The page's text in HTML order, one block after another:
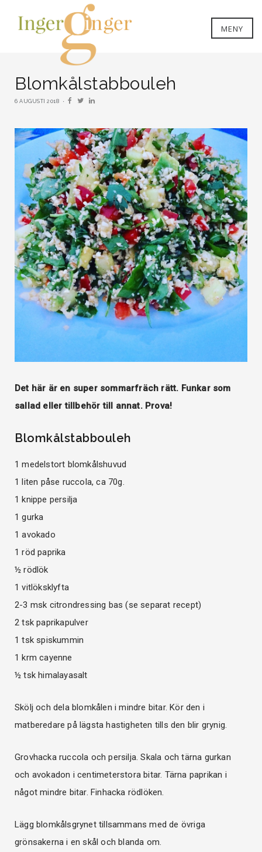
MENY
Blomkålstabbouleh
6 AUGUSTI 2018
Det här är en super sommarfräch rätt. Funkar som
sallad eller tillbehör till annat. Prova!
Blomkålstabbouleh
1 medelstort blomkålshuvud
1 liten påse ruccola, ca 70g.
1 knippe persilja
1 gurka
1 avokado
1 röd paprika
½ rödlök
1 vitlöksklyfta
2-3 msk citrondressing bas (se separat recept)
2 tsk paprikapulver
1 tsk spiskummin
1 krm cayenne
½ tsk himalayasalt
Skölj och dela blomkålen i mindre bitar. Kör den i
matberedare på lägsta hastigheten tills den blir grynig.
Grovhacka ruccola och persilja. Skala och tärna gurkan
och avokadon i centimeterstora bitar. Tärna paprikan i
något mindre bitar. Finhacka rödlöken.
Lägg blomkålsgrynet tillsammans med de övriga
grönsakerna i en skål och blanda om.